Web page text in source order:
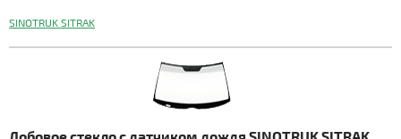
SINOTRUK SITRAK